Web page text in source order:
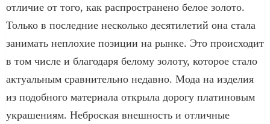
отличие от того, как распространено белое золото.
Только в последние несколько десятилетий она стала
занимать неплохие позиции на рынке. Это происходит
в том числе и благодаря белому золоту, которое стало
актуальным сравнительно недавно. Мода на изделия
из подобного материала открыла дорогу платиновым
украшениям. Неброская внешность и отличные